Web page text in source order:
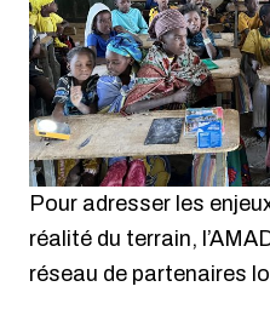
Pour adresser les
réalité du terrain,
réseau de partenaires